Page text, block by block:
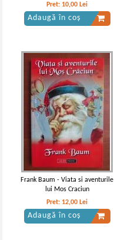
Pret: 10,00 Lei
Adaugă în coș
Frank Baum - Viata si aventurile
lui Mos Craciun
Pret: 12,00 Lei
Adaugă în coș